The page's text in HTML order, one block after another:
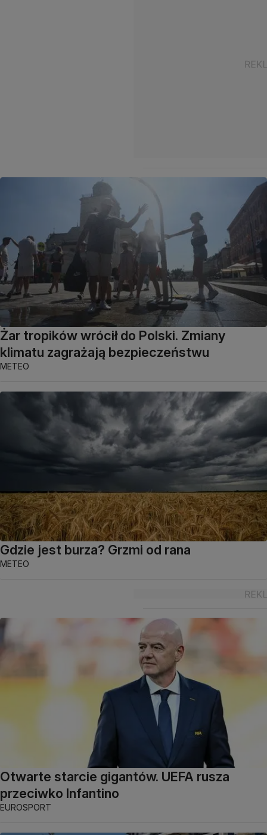
Żar tropików wrócił do Polski. Zmiany
klimatu zagrażają bezpieczeństwu
METEO
Gdzie jest burza? Grzmi od rana
METEO
Otwarte starcie gigantów. UEFA rusza
przeciwko Infantino
EUROSPORT